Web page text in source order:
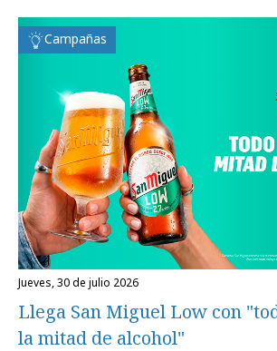
Campañas
jueves, 30 de julio 2026
Llega San Miguel Low con
la mitad de alcohol"